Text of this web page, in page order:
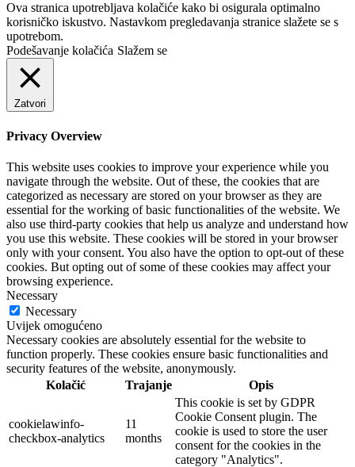
Ova stranica upotrebljava kolačiće kako bi osigurala optimalno
korisničko iskustvo. Nastavkom pregledavanja stranice slažete se s
upotrebom.
Podešavanje kolačića Slažem se
Zatvori
Privacy Overview
This website uses cookies to improve your experience while you
navigate through the website. Out of these, the cookies that are
categorized as necessary are stored on your browser as they are
essential for the working of basic functionalities of the website. We
also use third-party cookies that help us analyze and understand how
you use this website. These cookies will be stored in your browser
only with your consent. You also have the option to opt-out of these
cookies. But opting out of some of these cookies may affect your
browsing experience.
Necessary
Necessary
Uvijek omogućeno
Necessary cookies are absolutely essential for the website to
function properly. These cookies ensure basic functionalities and
security features of the website, anonymously.
Kolačić
Trajanje Opis
cookielawinfo-
checkbox-analytics
11
months
This cookie is set by GDPR
Cookie Consent plugin. The
cookie is used to store the user
consent for the cookies in the
category "Analytics".